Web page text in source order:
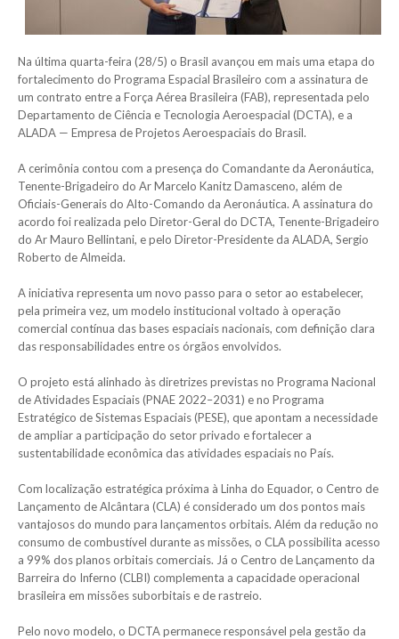
Na última quarta-feira (28/5) o Brasil avançou em mais uma etapa do
fortalecimento do Programa Espacial Brasileiro com a assinatura de
um contrato entre a Força Aérea Brasileira (FAB), representada pelo
Departamento de Ciência e Tecnologia Aeroespacial (DCTA), e a
ALADA — Empresa de Projetos Aeroespaciais do Brasil.
A cerimônia contou com a presença do Comandante da Aeronáutica,
Tenente-Brigadeiro do Ar Marcelo Kanitz Damasceno, além de
Oficiais-Generais do Alto-Comando da Aeronáutica. A assinatura do
acordo foi realizada pelo Diretor-Geral do DCTA, Tenente-Brigadeiro
do Ar Mauro Bellintani, e pelo Diretor-Presidente da ALADA, Sergio
Roberto de Almeida.
A iniciativa representa um novo passo para o setor ao estabelecer,
pela primeira vez, um modelo institucional voltado à operação
comercial contínua das bases espaciais nacionais, com definição clara
das responsabilidades entre os órgãos envolvidos.
O projeto está alinhado às diretrizes previstas no Programa Nacional
de Atividades Espaciais (PNAE 2022–2031) e no Programa
Estratégico de Sistemas Espaciais (PESE), que apontam a necessidade
de ampliar a participação do setor privado e fortalecer a
sustentabilidade econômica das atividades espaciais no País.
Com localização estratégica próxima à Linha do Equador, o Centro de
Lançamento de Alcântara (CLA) é considerado um dos pontos mais
vantajosos do mundo para lançamentos orbitais. Além da redução no
consumo de combustível durante as missões, o CLA possibilita acesso
a 99% dos planos orbitais comerciais. Já o Centro de Lançamento da
Barreira do Inferno (CLBI) complementa a capacidade operacional
brasileira em missões suborbitais e de rastreio.
Pelo novo modelo, o DCTA permanece responsável pela gestão da